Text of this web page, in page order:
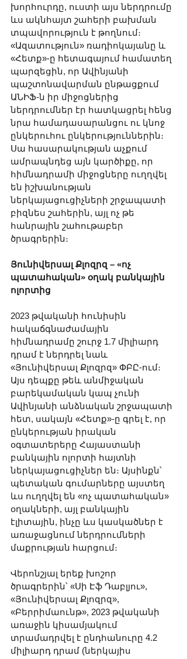
խորհուրդը, ուստի այս ներդրումը
ևս ակնհայտ շահերի բախման
տպավորություն է թողնում։
«Ազատություն» ռադիոկայանը և
«Հետք»-ը հետագայում համատեղ
պարզեցին, որ Ավինյանի
պաշտոնավարման ընթացքում
ԱՆԻՖ-ն իր միջոցներից
ներդրումներ էր հատկացրել հենց
նրա համադասարանցու ու կնոջ
ընկերուհու ընկերություններին։
Սա հասարակության աչքում
ամրապնդեց այն կարծիքը, որ
հիմնադրամի միջոցները ուղղվել
են իշխանության
ներկայացուցիչների շրջապատի
բիզնես շահերին, այլ ոչ թե
հանրային շահութաբեր
ծրագրերին։
Յունիվերսալ Քլոզրզ – «ոչ
պատահական» օղակ բանկային
ոլորտից
2023 թվականի հունիսին
հակաճգնաժամային
հիմնադրամը շուրջ 1.7 միլիարդ
դրամ է ներդրել նաև
«Յունիվերսալ Քլոզրզ» ՓԲԸ-ում։
Այս դեպքը թեև անմիջական
բարեկամական կապ չունի
Ավինյանի անձնական շրջապատի
հետ, սակայն «Հետք»-ը գրել է, որ
ընկերության իրական
օգտատերերը Հայաստանի
բանկային ոլորտի հայտնի
ներկայացուցիչներ են։ Այսինքն՝
պետական գումարները այստեղ
ևս ուղղվել են «ոչ պատահական»
օղակների, այլ բանկային
էլիտային, ինչը ևս կասկածներ է
առաջացնում ներդրումների
մաքրության հարցում։
Վերոնշյալ երեք խոշոր
ծրագրերին՝ «Սի Էֆ Դաբլյու»,
«Յունիվերսալ Քլոզրզ»,
«Բերրիմաունթ», 2023 թվականի
առաջին կիսամյակում
տրամադրվել է ընդհանուրը 4.2
միլիարդ դրամ (ներկայիս